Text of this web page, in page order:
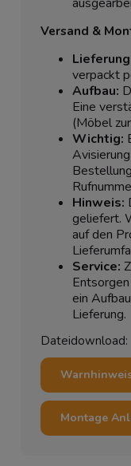
Versand &
verpackt
Aufbau:
Eine
(Möbel
Wichtig:
Hinweis:
geliefert.
auf den
Service:
ein
Lieferung.
Dateidownload:
Montage